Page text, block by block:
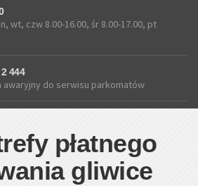
wt, czw 8.00-16.00, śr 8.00-17.00, pt
444
awaryjny do serwisu parkomatów
płatnego
gliwice